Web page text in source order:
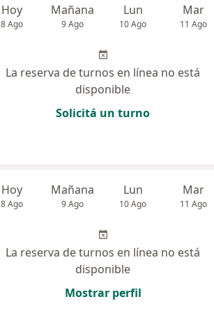
Hoy
8 Ago
Mañana
9 Ago
Lun
10 Ago
Mar
11 Ago
La reserva de turnos en línea no está
disponible
Solicitá un turno
Hoy
8 Ago
Mañana
9 Ago
Lun
10 Ago
Mar
11 Ago
La reserva de turnos en línea no está
disponible
Mostrar perfil